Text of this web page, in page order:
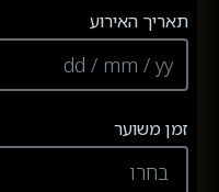
תאריך האירוע
זמן משוער